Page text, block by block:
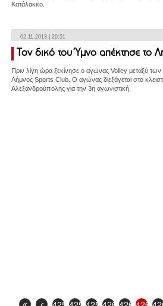
Κατάλακκο.
02.11.2013 | 20:51
Τον δικό του Ύμνο απέκτησε το
Πριν λίγη ώρα ξεκίνησε ο αγώνας Volley μεταξύ
Λήμνος Sports Club. O αγώνας διεξάγεται στο
Αλεξανδρούπολης για την 3η αγωνιστική.